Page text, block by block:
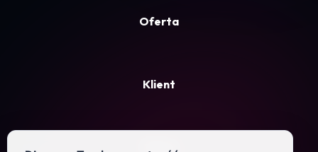
Oferta
Klient
Firma